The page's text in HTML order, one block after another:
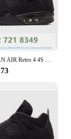
NIKE-JORDAN AIR Retro 4 4S Black Cat Sail guava ICE Union Noir รองเท้าผ้าใบกีฬาคลาสสิกสำหรับผู้ชายผู้หญิงรองเท้าบาสเก็ตบอล